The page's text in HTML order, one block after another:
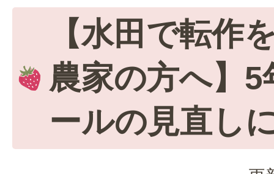
【水田で転作
農家の方へ】
ールの見直し